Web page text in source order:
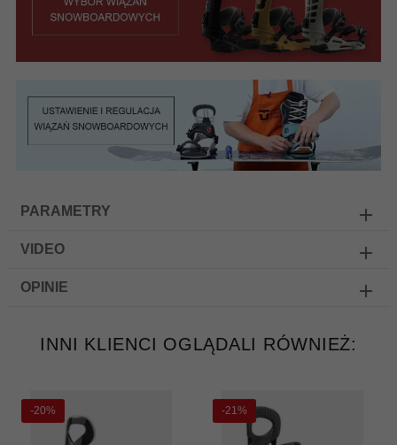
PARAMETRY
VIDEO
OPINIE
INNI KLIENCI OGLĄDALI RÓWNIEŻ:
-20% -21%